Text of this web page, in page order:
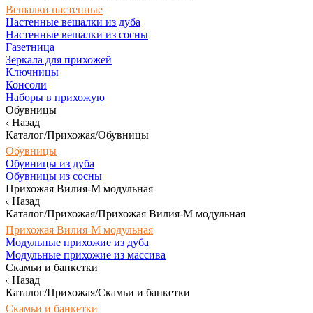
Вешалки настенные
Настенные вешалки из дуба
Настенные вешалки из сосны
Газетница
Зеркала для прихожей
Ключницы
Консоли
Наборы в прихожую
Обувницы
Назад
Каталог/Прихожая/Обувницы
Обувницы
Обувницы из дуба
Обувницы из сосны
Прихожая Вилия-М модульная
Назад
Каталог/Прихожая/Прихожая Вилия-М модульная
Прихожая Вилия-М модульная
Модульные прихожие из дуба
Модульные прихожие из массива
Скамьи и банкетки
Назад
Каталог/Прихожая/Скамьи и банкетки
Скамьи и банкетки